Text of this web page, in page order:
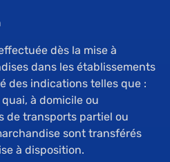
dès la mise à
dans les établissements
des indications telles que :
à domicile ou
de transports partiel ou
sont transférés
à disposition.